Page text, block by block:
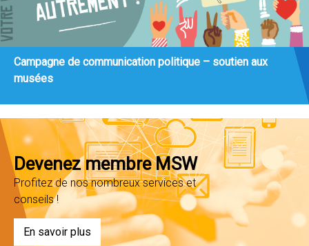
Campagne de communication politique – soutien aux
musées
Devenez membre MSW
Profitez de nos nombreux services et
conseils !
En savoir plus